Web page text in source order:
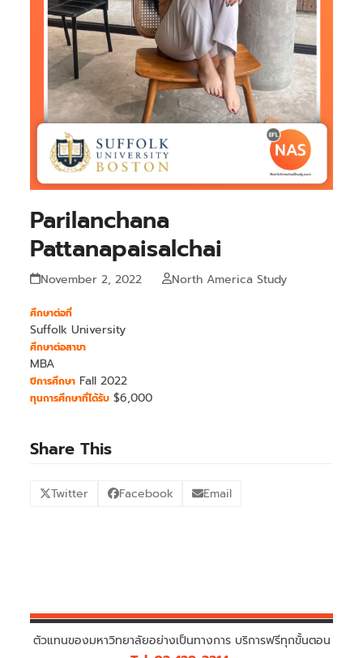
Parilanchana
Pattanapaisalchai
November 2, 2022 North America Study
ศึกษาต่อที่
Suffolk University
ศึกษาต่อสาขา
MBA
ปีการศึกษา Fall 2022
ทุนการศึกษาที่ได้รับ $6,000
Share This
Twitter Facebook Email
ตัวแทนของมหาวิทยาลัยอย่างเป็นทางการ บริการฟรีทุกขั้นตอน